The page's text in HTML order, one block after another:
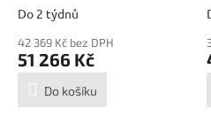
SBM
Do 2 týdnů
42 369 Kč bez DPH
51 266 Kč
Do košíku